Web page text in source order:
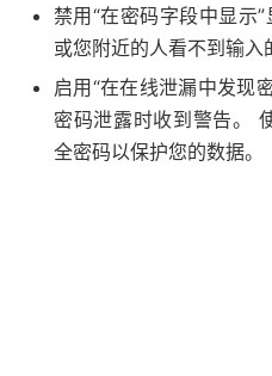
禁用“在密码字段中显示
或您附近的人看不到输入
启用“在在线泄漏中发现
密码泄露时收到警告。
全密码以保护您的数据。